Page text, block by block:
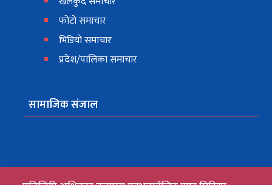
फोटो समाचार
भिडियो समाचार
प्रदेश/पालिका समाचार
सामाजिक संजाल